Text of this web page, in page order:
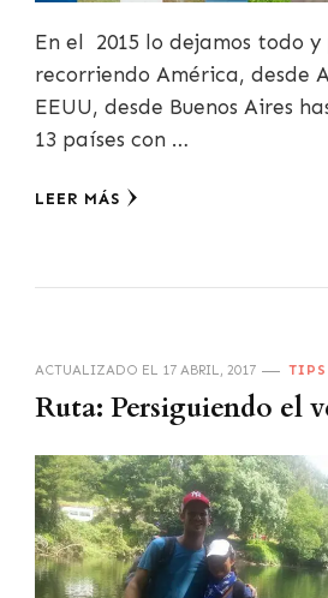
En el 2015 lo dejamos todo y
recorriendo América, desde
EEUU, desde Buenos Aires
13 países con …
LEER MÁS
ACTUALIZADO EL 17 ABRIL, 2017 TIPS
Ruta: Persiguiendo el